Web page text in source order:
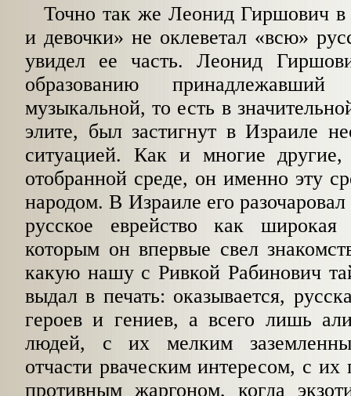
Точно так же Леонид Гиршович в
и девоч­ки» не оклеветал «всю»
увидел ее часть. Леонид
образованию
музыкальной, то есть в
элите, был застигнут в Израиле
ситуацией. Как и многие
отобранной среде, он именно эту
народом. В Израиле его
русское еврейство как
которым он впервые свел
какую нашу с Ривкой Рабинович
выдал в печать: оказывается,
героев и гениев, а всего лишь
людей, с их мелким
отчасти рваческим интересом, с
противным жаргоном, когда